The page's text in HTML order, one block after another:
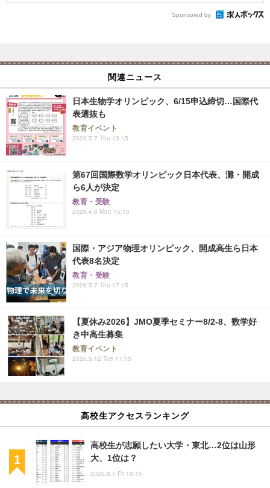
Sponsored by
関連ニュース
日本生物学オリンピック、6/15申込締切…国際代
表選抜も
教育イベント
2026.5.7 Thu 13:15
第67回国際数学オリンピック日本代表、灘・開成
ら6人が決定
教育・受験
2026.4.6 Mon 15:15
国際・アジア物理オリンピック、開成高生ら日本
代表8名決定
教育・受験
2026.5.7 Thu 17:15
【夏休み2026】JMO夏季セミナー8/2-8、数学好
き中高生募集
教育イベント
2026.5.12 Tue 17:15
高校生アクセスランキング
高校生が志願したい大学・東北…2位は山形
大、1位は？
2026.8.7 Fri 10:15